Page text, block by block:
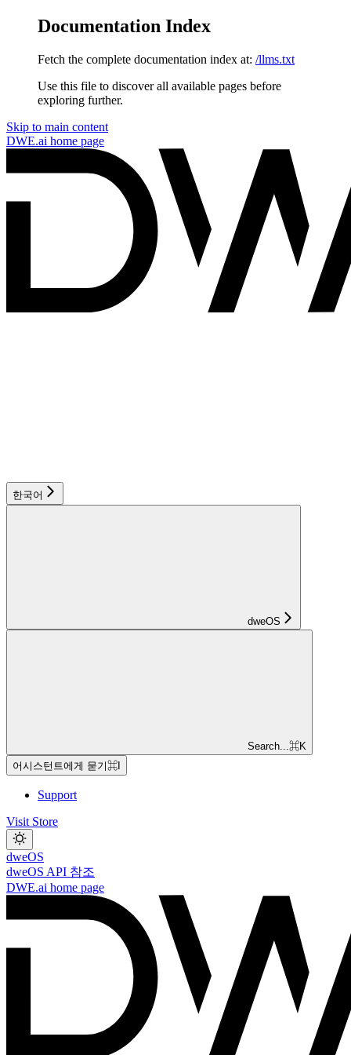
Documentation Index
Fetch the complete documentation index at: /llms.txt
Use this file to discover all available pages before
exploring further.
Skip to main content
DWE.ai home page
한국어
dweOS
Search...⌘K
어시스턴트에게 묻기⌘
Support
Visit Store
dweOS
dweOS API 참조
DWE.ai home page